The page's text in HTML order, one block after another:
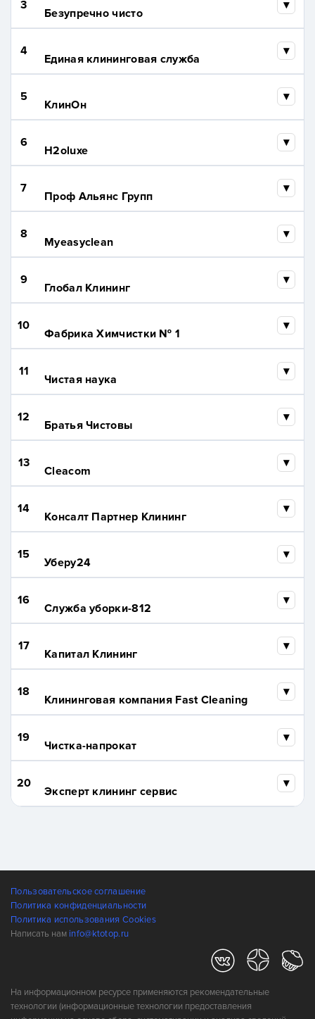
3
Безупречно чисто
4
Единая клининговая служба
5
КлинОн
6
H2oluxe
7
Проф Альянс Групп
8
Myeasyclean
9
Глобал Клининг
10
Фабрика Химчистки № 1
11
Чистая наука
12
Братья Чистовы
13
Cleacom
14
Консалт Партнер Клининг
15
Уберу24
16
Служба уборки-812
17
Капитал Клининг
18
Клининговая компания Fast Cleaning
19
Чистка-напрокат
20
Эксперт клининг сервис
Пользовательское соглашение
Политика конфиденциальности
Политика использования Cookies
Написать нам info@ktotop.ru
На информационном ресурсе применяются рекомендательные
технологии (информационные технологии предоставления